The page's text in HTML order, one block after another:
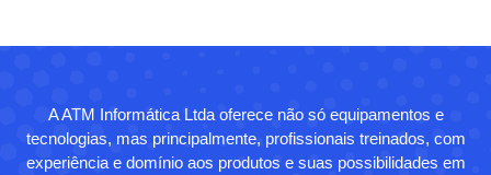
A ATM Informática Ltda oferece não só equipamentos e
tecnologias, mas principalmente, profissionais treinados, com
experiência e domínio aos produtos e suas possibilidades em